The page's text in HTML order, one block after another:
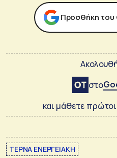
Προσθήκη
στο
και μάθετε πρώτοι
ΤΕΡΝΑ ΕΝΕΡΓΕΙΑΚΗ